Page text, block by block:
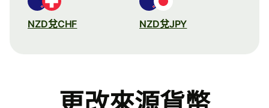
NZD兌CHF NZD兌JPY